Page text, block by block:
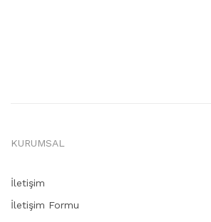
KURUMSAL
İletişim
İletişim Formu